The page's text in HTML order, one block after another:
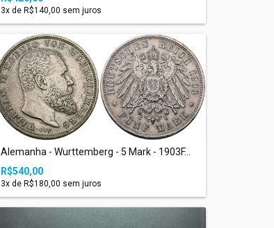
3x de R$140,00 sem juros
Alemanha - Wurttemberg - 5 Mark - 1903F...
R$540,00
3x de R$180,00 sem juros